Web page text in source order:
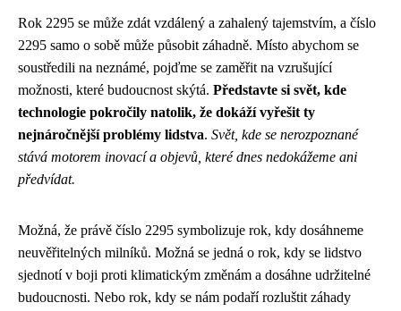
Rok 2295 se může zdát vzdálený a zahalený tajemstvím, a číslo
2295 samo o sobě může působit záhadně. Místo abychom se
soustředili na neznámé, pojďme se zaměřit na vzrušující
možnosti, které budoucnost skýtá. Představte si svět, kde
technologie pokročily natolik, že dokáží vyřešit ty
nejnáročnější problémy lidstva. Svět, kde se nerozpoznané
stává motorem inovací a objevů, které dnes nedokážeme ani
předvídat.
Možná, že právě číslo 2295 symbolizuje rok, kdy dosáhneme
neuvěřitelných milníků. Možná se jedná o rok, kdy se lidstvo
sjednotí v boji proti klimatickým změnám a dosáhne udržitelné
budoucnosti. Nebo rok, kdy se nám podaří rozluštit záhady